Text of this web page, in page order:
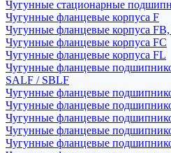
Чугунные стационарные
Чугунные фланцевые корпуса F
Чугунные фланцевые корпуса
Чугунные фланцевые корпуса FC
Чугунные фланцевые корпуса FL
Чугунные фланцевые
SALF / SBLF
Чугунные фланцевые
Чугунные фланцевые
Чугунные фланцевые
Чугунные фланцевые
Чугунные фланцевые